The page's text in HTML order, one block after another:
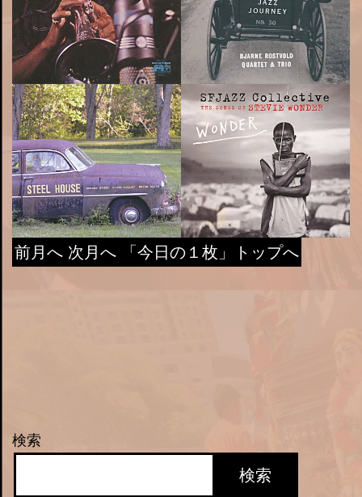
前月へ 次月へ 「今日の１枚」トップへ
検索
検索